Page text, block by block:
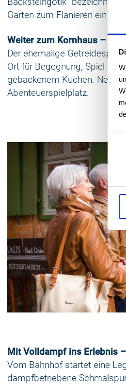
Garten zum Flanieren ein –
Weiter zum Kornhaus –
Der ehemalige
Ort für Begegnung, Spiel
gebackenem Kuchen.
Abenteuerspielplatz.
Mit Volldampf ins Erlebnis
Vom Bahnhof startet eine
dampfbetriebene